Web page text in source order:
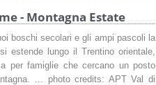
- Montagna Estate
boschi secolari e gli ampi pascoli la
estende lungo il Trentino orientale,
per famiglie che cercano un posto
... photo credits: APT Val di